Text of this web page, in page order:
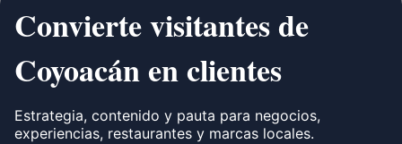
Convierte visitantes de
Coyoacán en clientes
Estrategia, contenido y pauta para negocios,
experiencias, restaurantes y marcas locales.